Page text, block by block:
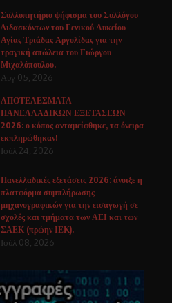
Συλλυπητήριο ψήφισμα του Συλλόγου
Διδασκόντων του Γενικού Λυκείου
Αγίας Τριάδας Αργολίδας για την
τραγική απώλεια του Γιώργου
Μιχαλόπουλου.
Αυγ 05, 2026
ΑΠΟΤΕΛΕΣΜΑΤΑ
ΠΑΝΕΛΛΑΔΙΚΩΝ ΕΞΕΤΑΣΕΩΝ
2026: ο κόπος ανταμείφθηκε, τα όνειρα
εκπληρώθηκαν!
Ιούλ 24, 2026
Πανελλαδικές εξετάσεις 2026: άνοιξε η
πλατφόρμα συμπλήρωσης
μηχανογραφικών για την εισαγωγή σε
σχολές και τμήματα των ΑΕΙ και των
ΣΑΕΚ (πρώην ΙΕΚ).
Ιούλ 08, 2026